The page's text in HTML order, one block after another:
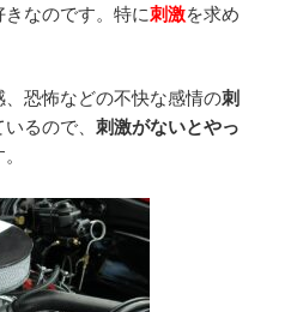
なのです。特に刺激を求め
恐怖などの不快な感情の刺
るので、 刺激がないとやっ